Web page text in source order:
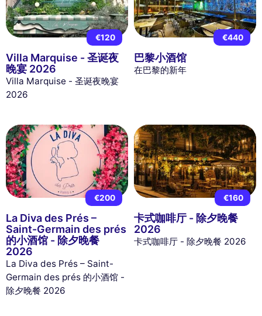
€120
Villa Marquise - 圣诞夜
晚宴 2026
Villa Marquise - 圣诞夜晚宴
2026
€440
巴黎小酒馆
在巴黎的新年
€200
La Diva des Prés –
Saint-Germain des prés
的小酒馆 - 除夕晚餐
2026
La Diva des Prés – Saint-
Germain des prés 的小酒馆 -
除夕晚餐 2026
€160
卡式咖啡厅 - 除夕晚餐
2026
卡式咖啡厅 - 除夕晚餐 2026